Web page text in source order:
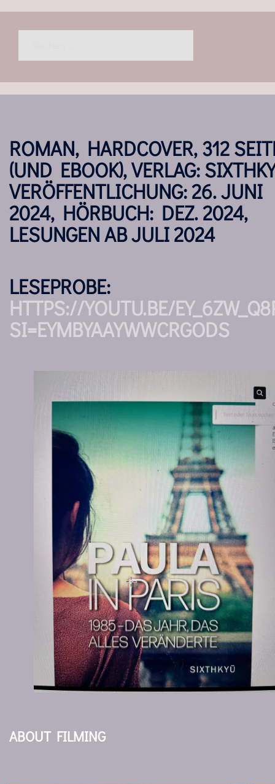
ROMAN, HARDCOVER, 312
(UND EBOOK), VERLAG:
VERÖFFENTLICHUNG: 26. JUNI
2024, HÖRBUCH: DEZ. 2024,
LESUNGEN AB JULI 2024
LESEPROBE:
HTTPS://YOUTU.BE/
SI=EYMBYAAYWWCRGODS
ABOUT FILMING